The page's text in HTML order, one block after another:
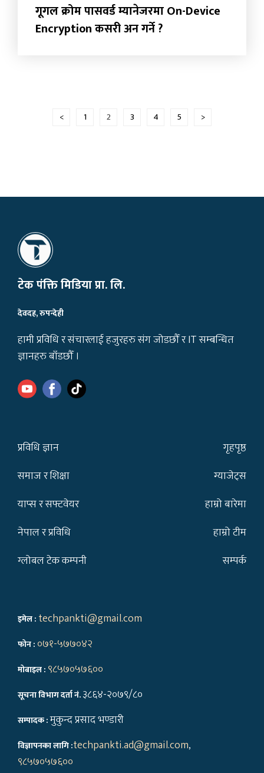
गूगल क्रोम पासवर्ड म्यानेजरमा On-Device
Encryption कसरी अन गर्ने ?
< 1 2 3 4 5 >
टेक पंक्ति मिडिया प्रा. लि.
देवदह, रुपन्देही
हामी प्रविधि र संचारलाई हजुरहरु संग जोडछौँ र IT सम्बन्धित
ज्ञानहरु बाँडछौँ ।
प्रविधि ज्ञान
समाज र शिक्षा
याप्स र सफ्टवेयर
नेपाल र प्रविधि
ग्लोबल टेक कम्पनी
गृहपृष्ठ
ग्याजेट्स
हाम्रो बारेमा
हाम्रो टीम
सम्पर्क
इमेल : techpankti@gmail.com
फोन : ०७१-५७७०४२
मोबाइल : ९८५७०५७६००
सूचना विभाग दर्ता नं.३८६४-२०७९/८०
सम्पादक :मुकुन्द प्रसाद भण्डारी
विज्ञापनका लागि :techpankti.ad@gmail.com,
९८५७०५७६००